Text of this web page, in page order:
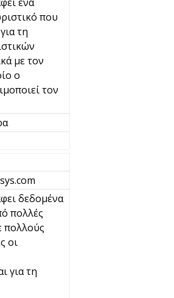
που
τη
με τον
ο
τον
δεδομένα
πολλές
πολλούς
οι
για τη